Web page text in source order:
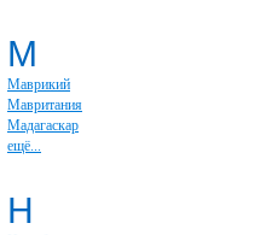
М
Маврикий
Мавритания
Мадагаскар
ещё...
Н